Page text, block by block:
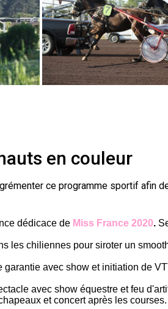
en couleur
ce programme sportif afin
dédicace de Miss France 2020.
les chiliennes pour siroter un
garantie avec show et initiation de
avec show équestre et feu
et concert après les courses.